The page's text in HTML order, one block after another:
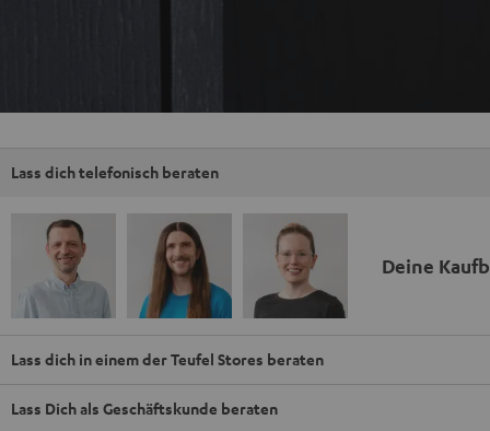
Lass dich telefonisch beraten
Deine
Lass dich in einem der Teufel Stores beraten
Lass Dich als Geschäftskunde beraten